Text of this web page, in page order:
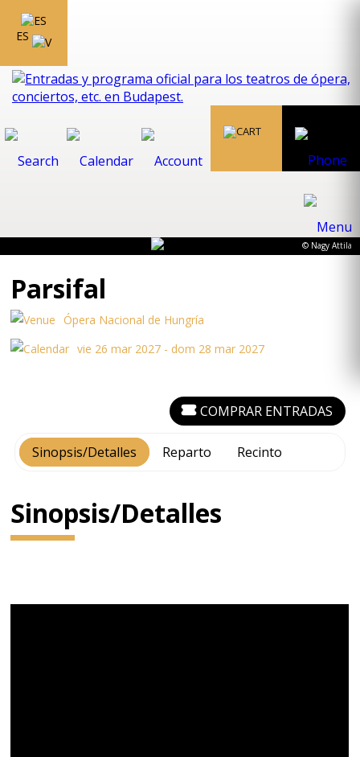
ES
© Nagy Attila
Parsifal
Ópera Nacional de Hungría
vie 26 mar 2027 - dom 28 mar 2027
Sinopsis/Detalles Reparto Recinto
COMPRAR ENTRADAS
Sinopsis/Detalles